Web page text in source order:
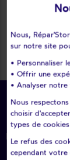
D'où
Les origines de
Les
Nous,
sur notre site
• Personnaliser
• Offrir une
• Analyser notre
Nous
choisir
types de
Le refus des
cependant votre